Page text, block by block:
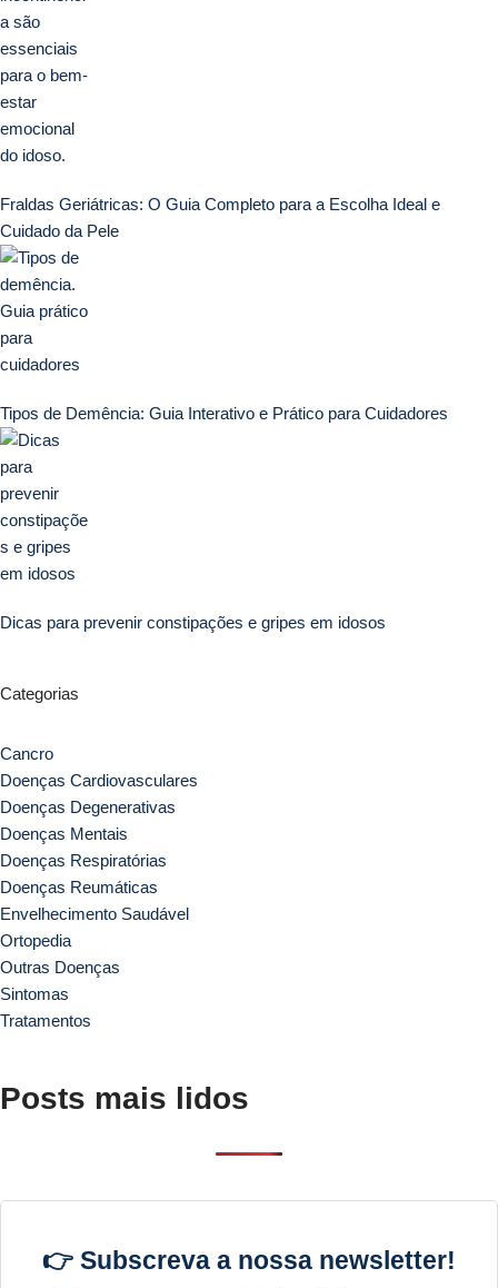
Fraldas Geriátricas: O Guia Completo para a Escolha Ideal e
Cuidado da Pele
Tipos de Demência: Guia Interativo e Prático para Cuidadores
Dicas para prevenir constipações e gripes em idosos
Categorias
Cancro
Doenças Cardiovasculares
Doenças Degenerativas
Doenças Mentais
Doenças Respiratórias
Doenças Reumáticas
Envelhecimento Saudável
Ortopedia
Outras Doenças
Sintomas
Tratamentos
Posts mais lidos
👉 Subscreva a nossa newsletter!